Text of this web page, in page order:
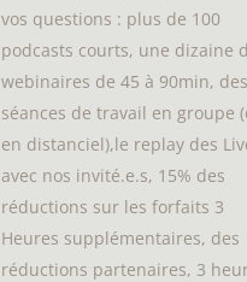
vos questions : plus de 100
podcasts courts, une dizaine
webinaires de 45 à 90min, des
séances de travail en groupe
en distanciel),le replay des
avec nos invité.e.s, 15% des
réductions sur les forfaits 3
Heures supplémentaires, des
réductions partenaires, 3